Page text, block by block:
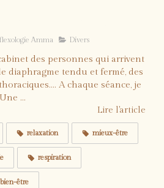
Amma Divers
des personnes qui arrivent
diaphragme tendu et fermé, des
A chaque séance, je
...
Lire l'article
relaxation mieux-être
respiration
bien-être